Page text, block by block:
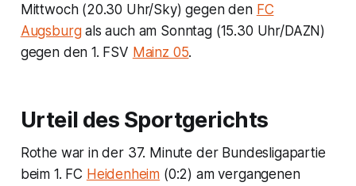
Mittwoch (20.30 Uhr/Sky) gegen den FC
Augsburgals auch am Sonntag (15.30 Uhr/DAZN)
gegen den 1. FSV Mainz 05.
Urteil des Sportgerichts
Rothe war in der 37. Minute der Bundesligapartie
beim 1. FC Heidenheim (0:2) am vergangenen